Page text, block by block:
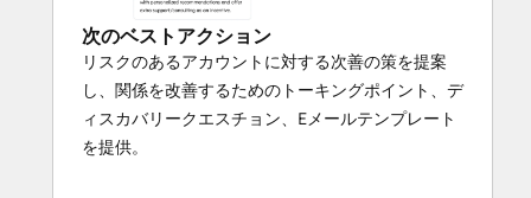
次のベストアクション
リスクのあるアカウントに対する次善の策を提案
し、関係を改善するためのトーキングポイント、デ
ィスカバリークエスチョン、Eメールテンプレート
を提供。